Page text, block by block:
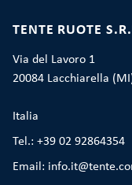
TENTE RUOTE
Via del Lavoro 1
20084 Lacchiarella
Italia
Tel.: +39 02 92864354
Email: